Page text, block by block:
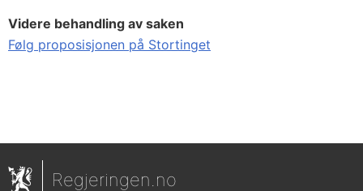
Videre behandling av saken
Følg proposisjonen på Stortinget
Regjeringen.no